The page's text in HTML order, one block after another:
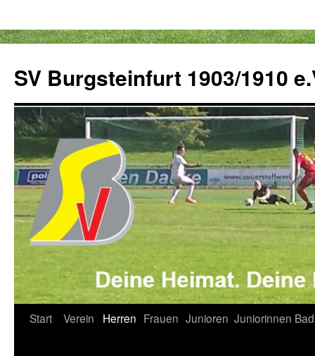
springen
SV Burgsteinfurt 1903/1910
Start Verein Herren Frauen Junioren Juniorinnen